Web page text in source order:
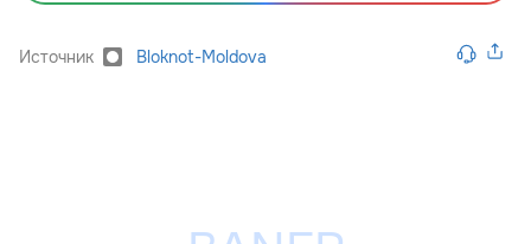
Источник Bloknot-Moldova